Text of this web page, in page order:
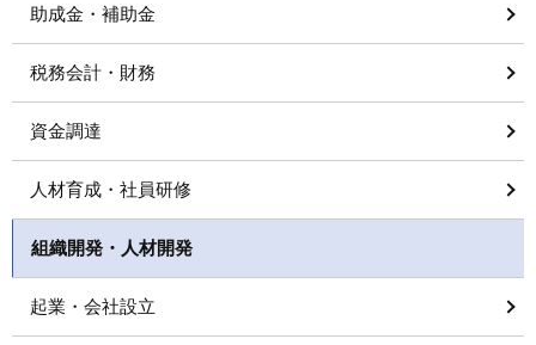
助成金・補助金
税務会計・財務
資金調達
人材育成・社員研修
組織開発・人材開発
起業・会社設立